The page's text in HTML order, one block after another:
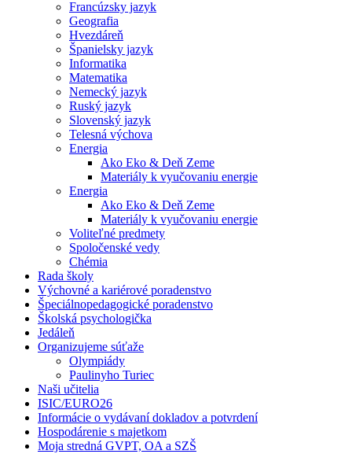
Francúzsky jazyk
Geografia
Hvezdáreň
Španielsky jazyk
Informatika
Matematika
Nemecký jazyk
Ruský jazyk
Slovenský jazyk
Telesná výchova
Energia
Ako Eko & Deň Zeme
Materiály k vyučovaniu energie
Energia
Ako Eko & Deň Zeme
Materiály k vyučovaniu energie
Voliteľné predmety
Spoločenské vedy
Chémia
Rada školy
Výchovné a kariérové poradenstvo
Špeciálnopedagogické poradenstvo
Školská psychologička
Jedáleň
Organizujeme súťaže
Olympiády
Paulinyho Turiec
Naši učitelia
ISIC/EURO26
Informácie o vydávaní dokladov a potvrdení
Hospodárenie s majetkom
Moja stredná GVPT, OA a SZŠ